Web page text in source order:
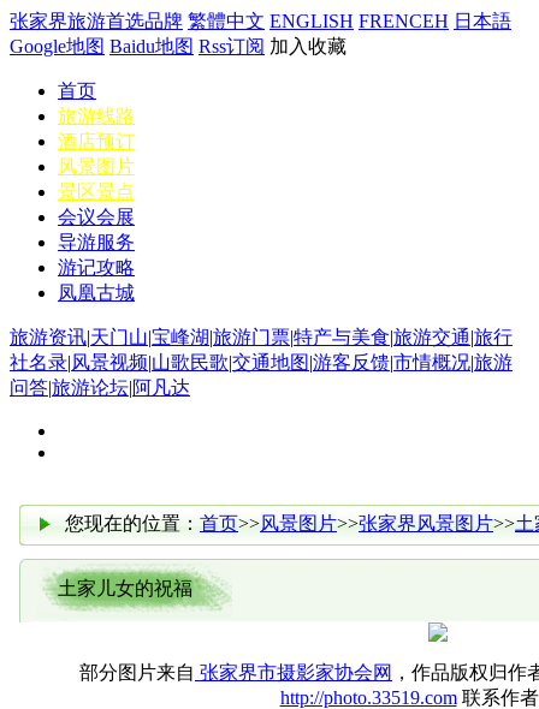
张家界旅游首选品牌 繁體中文 ENGLISH FRENCEH 日本語
Google地图 Baidu地图 Rss订阅 加入收藏
首页
旅游线路
酒店预订
风景图片
景区景点
会议会展
导游服务
游记攻略
凤凰古城
旅游资讯|天门山|宝峰湖|旅游门票|特产与美食|旅游交通|旅行
社名录|风景视频|山歌民歌|交通地图|游客反馈|市情概况|旅游
问答|旅游论坛|阿凡达
您现在的位置： 首页>>风景图片>>张家界风景图片>>土
土家儿女的祝福
部分图片来自 张家界市摄影家协会网 ，作品版权归作
http://photo.33519.com联系作